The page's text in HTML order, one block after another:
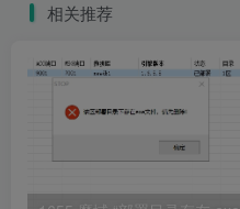
相关推荐